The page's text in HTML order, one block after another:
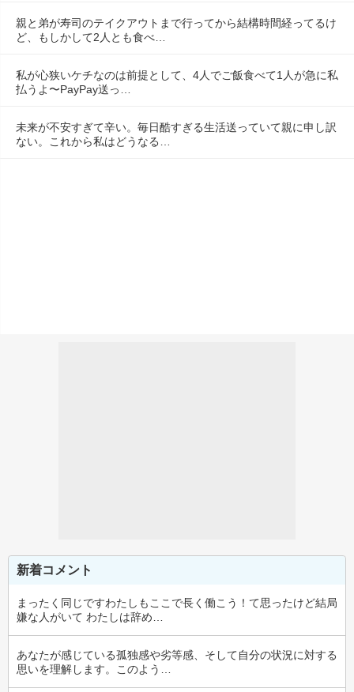
親と弟が寿司のテイクアウトまで行ってから結構時間経ってるけ
ど、もしかして2人とも食べ…
私が心狭いケチなのは前提として、4人でご飯食べて1人が急に私
払うよ〜PayPay送っ…
未来が不安すぎて辛い。毎日酷すぎる生活送っていて親に申し訳
ない。これから私はどうなる…
新着コメント
まったく同じですわたしもここで長く働こう！て思ったけど結局
嫌な人がいて わたしは辞め…
あなたが感じている孤独感や劣等感、そして自分の状況に対する
思いを理解します。このよう…